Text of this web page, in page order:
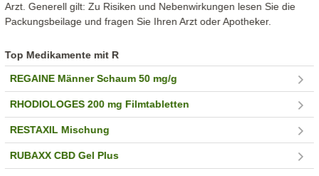
Arzt. Generell gilt: Zu Risiken und Nebenwirkungen lesen Sie die
Packungsbeilage und fragen Sie Ihren Arzt oder Apotheker.
Top Medikamente mit R
REGAINE Männer Schaum 50 mg/g
RHODIOLOGES 200 mg Filmtabletten
RESTAXIL Mischung
RUBAXX CBD Gel Plus